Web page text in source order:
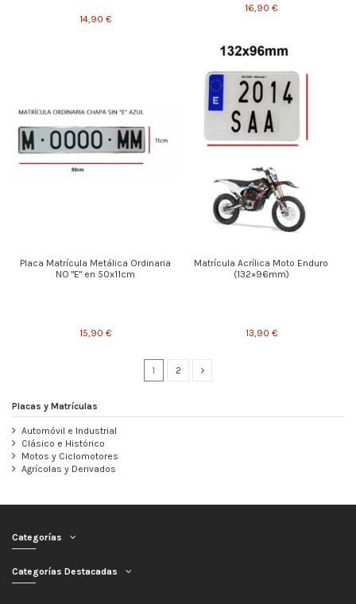
14,90 €
16,90 €
Placa Matrícula Metálica Ordinaria
NO "E" en 50x11cm
15,90 €
Matrícula Acrílica Moto Enduro
(132×96mm)
13,90 €
1 2
Placas y Matrículas
Automóvil e Industrial
Clásico e Histórico
Motos y Ciclomotores
Agrícolas y Derivados
Categorías
Categorías Destacadas